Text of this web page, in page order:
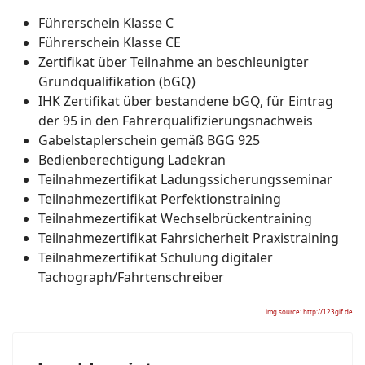
Führerschein Klasse C
Führerschein Klasse CE
Zertifikat über Teilnahme an beschleunigter
Grundqualifikation (bGQ)
IHK Zertifikat über bestandene bGQ, für Eintrag
der 95 in den Fahrerqualifizierungsnachweis
Gabelstaplerschein gemäß BGG 925
Bedienberechtigung Ladekran
Teilnahmezertifikat Ladungssicherungsseminar
Teilnahmezertifikat Perfektionstraining
Teilnahmezertifikat Wechselbrückentraining
Teilnahmezertifikat Fahrsicherheit Praxistraining
Teilnahmezertifikat Schulung digitaler
Tachograph/Fahrtenschreiber
img source: http://123gif.de